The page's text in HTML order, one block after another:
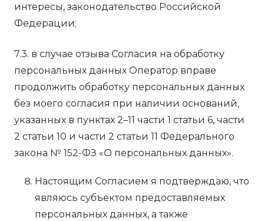
интересы, законодательство Российской
Федерации;
7.3. в случае отзыва Согласия на обработку
персональных данных Оператор вправе
продолжить обработку персональных данных
без моего согласия при наличии оснований,
указанных в пунктах 2–11 части 1 статьи 6, части
2 статьи 10 и части 2 статьи 11 Федерального
закона № 152-ФЗ «О персональных данных».
Настоящим Согласием я подтверждаю, что
являюсь субъектом предоставляемых
персональных данных, а также